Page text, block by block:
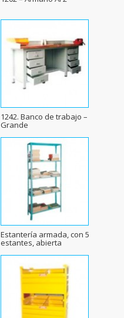
1242. Banco de trabajo –
Grande
Estantería armada, con 5
estantes, abierta